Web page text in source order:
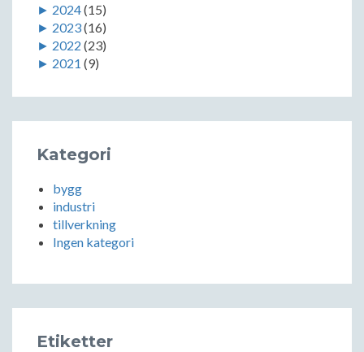
► 2024(15)
► 2023(16)
► 2022 (23)
► 2021 (9)
Kategori
bygg
industri
tillverkning
Ingen kategori
Etiketter